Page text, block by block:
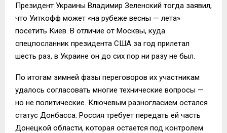
Президент Украины Владимир Зеленский тогда заявил,
что Уиткофф может «на рубеже весны — лета»
посетить Киев. В отличие от Москвы, куда
спецпосланник президента США за год прилетал
шесть раз, в Украине он до сих пор ни разу не был.
По итогам зимней фазы переговоров их участникам
удалось согласовать многие технические вопросы —
но не политические. Ключевым разногласием остался
статус Донбасса: Россия требует передать ей часть
Донецкой области, которая остается под контролем